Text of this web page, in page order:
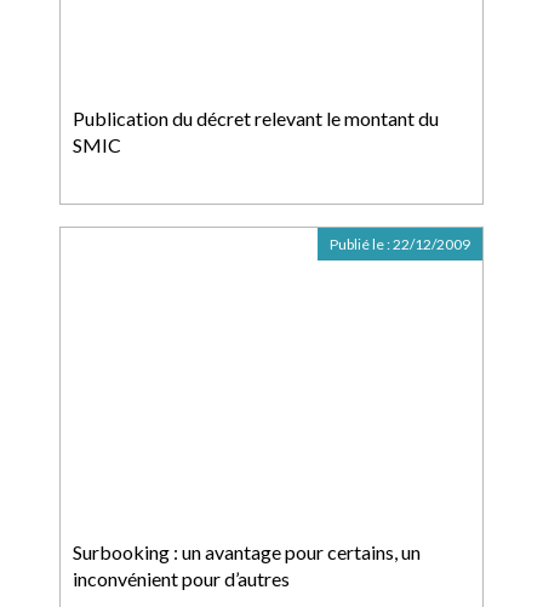
Publication du décret relevant le montant du
SMIC
Surbooking : un avantage pour certains, un
inconvénient pour d’autres
Publié le :22/12/2009